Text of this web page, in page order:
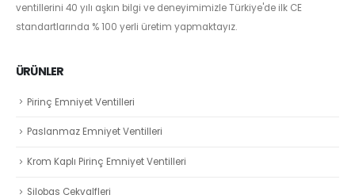
ventillerini 40 yılı aşkın bilgi ve deneyimimizle Türkiye'de ilk CE
standartlarında % 100 yerli üretim yapmaktayız.
ÜRÜNLER
Pirinç Emniyet Ventilleri
Paslanmaz Emniyet Ventilleri
Krom Kaplı Pirinç Emniyet Ventilleri
Silobas Çekvalfleri